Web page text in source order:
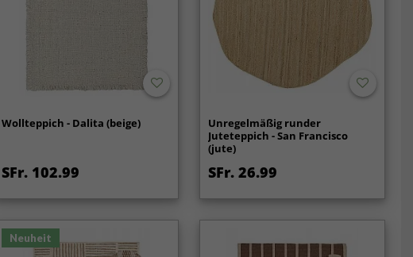
Wollteppich - Dalita (beige)
SFr. 102.99
Unregelmäßig runder
Juteteppich - San Francisco
(jute)
SFr. 26.99
Neuheit